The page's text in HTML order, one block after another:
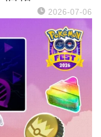
2026-07-06